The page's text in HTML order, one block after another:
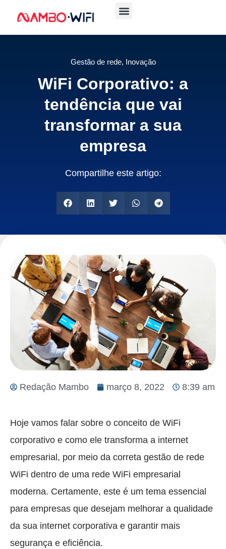
Gestão de rede, Inovação
WiFi Corporativo: a
tendência que vai
transformar a sua
empresa
Compartilhe este artigo:
Redação Mambo março 8, 2022 8:39 am
Hoje vamos falar sobre o conceito de WiFi
corporativo e como ele transforma a internet
empresarial, por meio da correta gestão de rede
WiFi dentro de uma rede WiFi empresarial
moderna. Certamente, este é um tema essencial
para empresas que desejam melhorar a qualidade
da sua internet corporativa e garantir mais
segurança e eficiência.